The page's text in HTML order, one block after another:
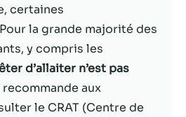
certaines
la grande majorité des
y compris les
d’allaiter n’est pas
aux
le CRAT (Centre de
aussi bien que
possible lors
de votre visite.
Si vous refusez
ces cookies,
certaines
fonctionnalités
disparaîtront